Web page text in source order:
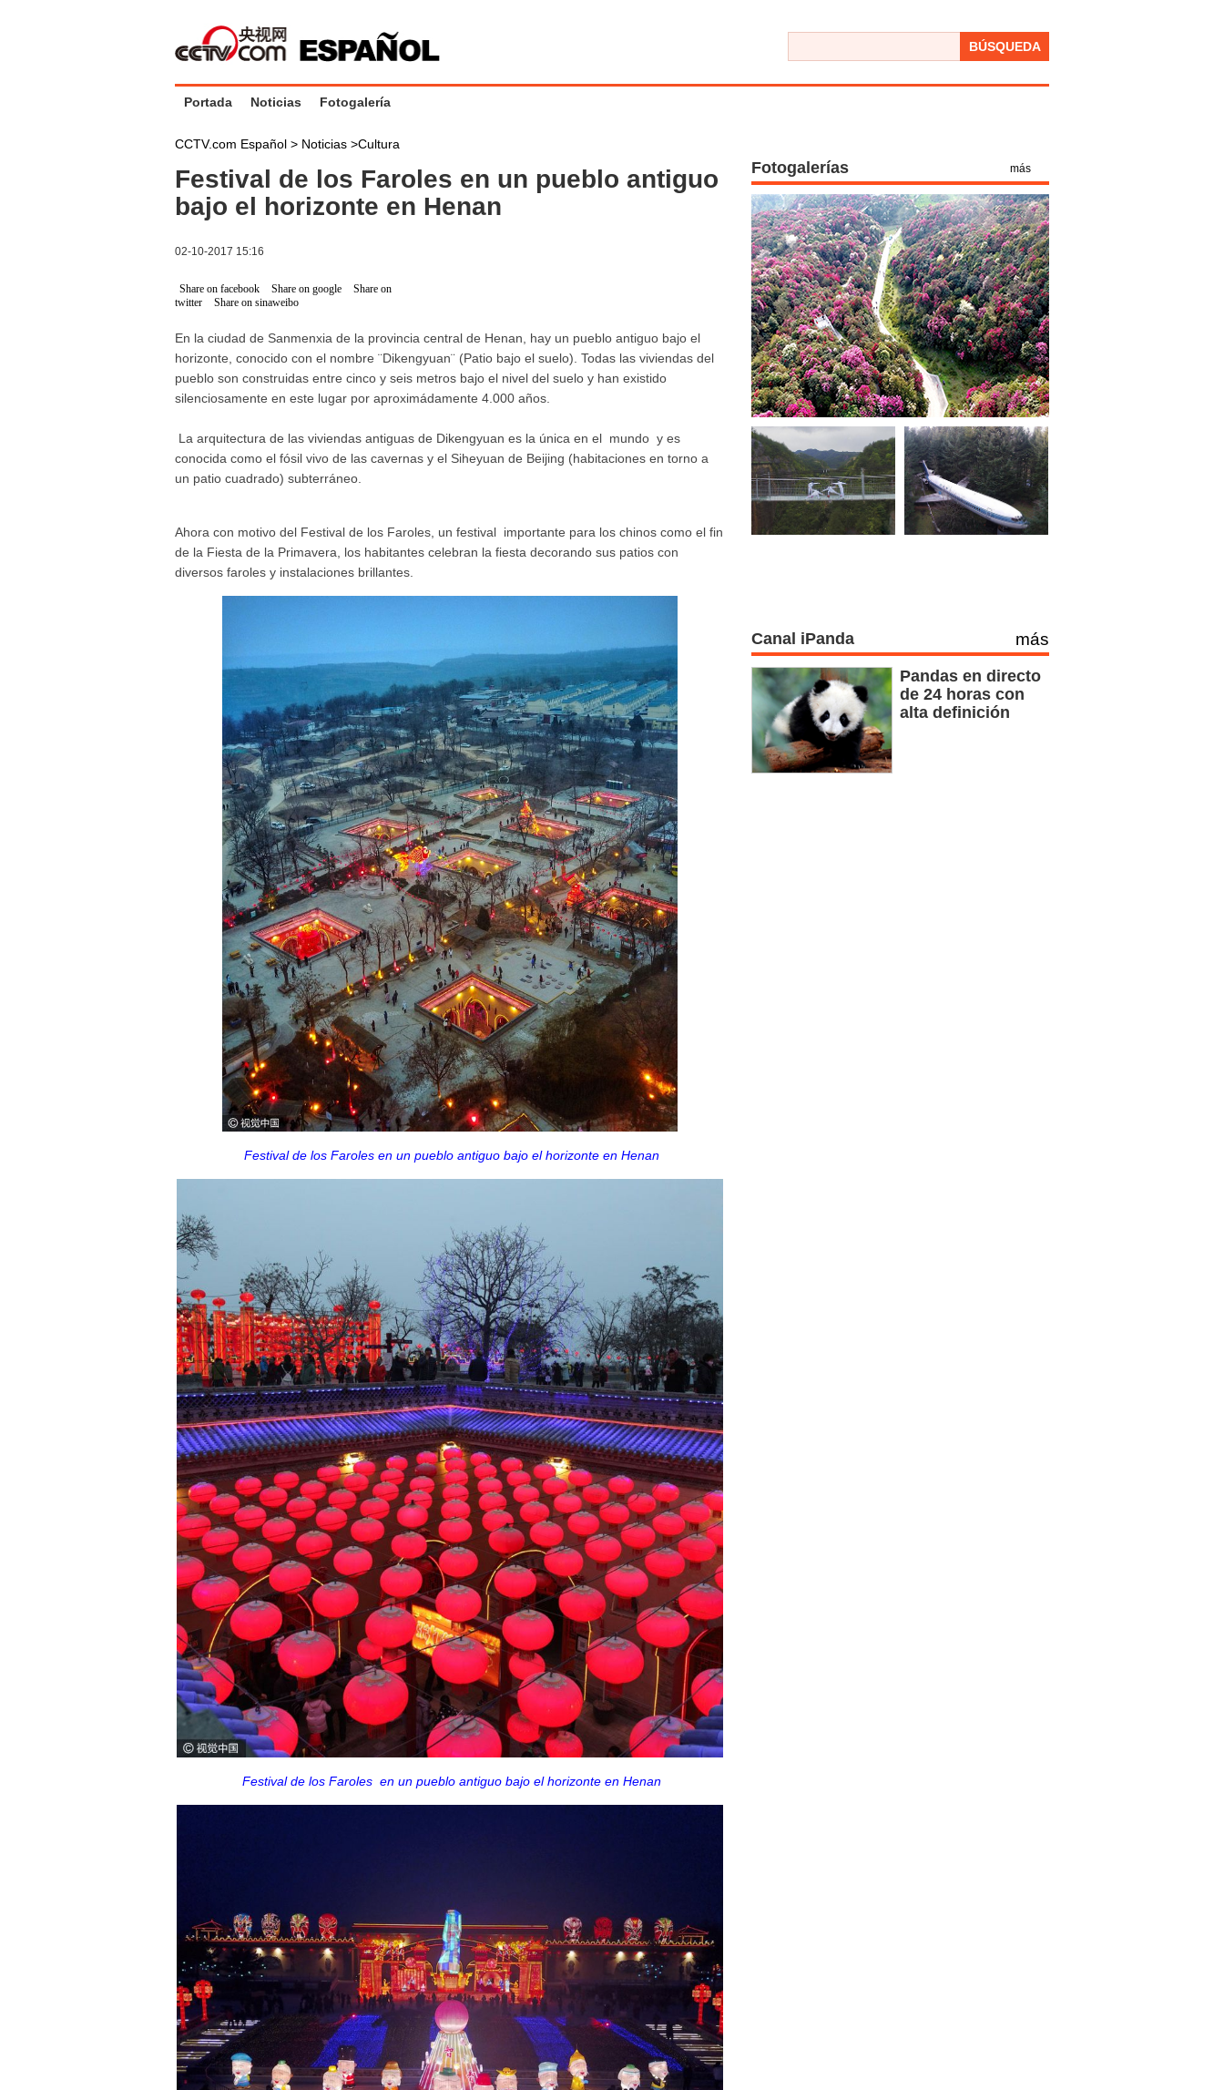
BÚSQUEDA
Portada Noticias Fotogalería
CCTV.com Español > Noticias >Cultura
Festival de los Faroles en un pueblo antiguo
bajo el horizonte en Henan
02-10-2017 15:16
Share on facebook Share on google
Share on
twitter
Share on sinaweibo
En la ciudad de Sanmenxia de la provincia central de Henan, hay un pueblo antiguo bajo el
horizonte, conocido con el nombre ¨Dikengyuan¨ (Patio bajo el suelo). Todas las viviendas del
pueblo son construidas entre cinco y seis metros bajo el nivel del suelo y han existido
silenciosamente en este lugar por aproximádamente 4.000 años.
La arquitectura de las viviendas antiguas de Dikengyuan es la única en el mundo y es
conocida como el fósil vivo de las cavernas y el Siheyuan de Beijing (habitaciones en torno a
un patio cuadrado) subterráneo.
Ahora con motivo del Festival de los Faroles, un festival importante para los chinos como el fin
de la Fiesta de la Primavera, los habitantes celebran la fiesta decorando sus patios con
diversos faroles y instalaciones brillantes.
Festival de los Faroles en un pueblo antiguo bajo el horizonte en Henan
Festival de los Faroles en un pueblo antiguo bajo el horizonte en Henan
Fotogalerías más
Canal iPanda más
Pandas en directo
de 24 horas con
alta definición